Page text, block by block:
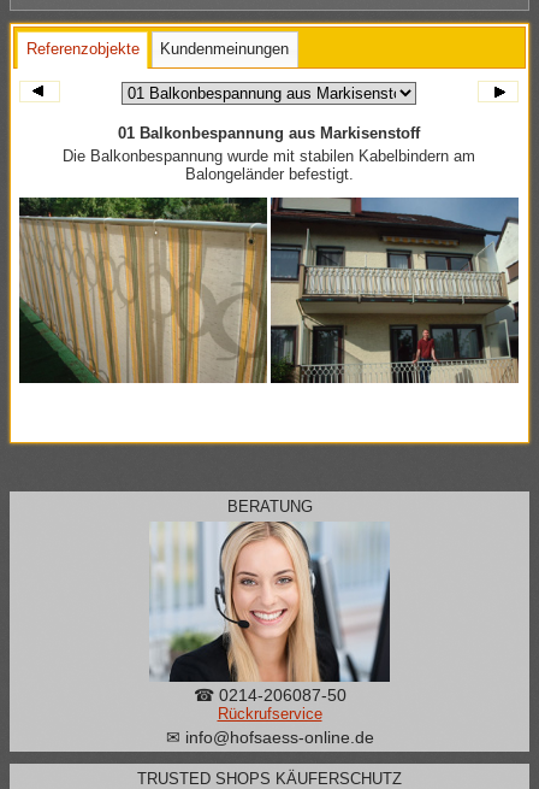
Referenzobjekte Kundenmeinungen
01 Balkonbespannung aus Markisenstoff
Die Balkonbespannung wurde mit stabilen Kabelbindern am
Balongeländer befestigt.
BERATUNG
☎ 0214-206087-50
Rückrufservice
✉ info@hofsaess-online.de
TRUSTED SHOPS KÄUFERSCHUTZ